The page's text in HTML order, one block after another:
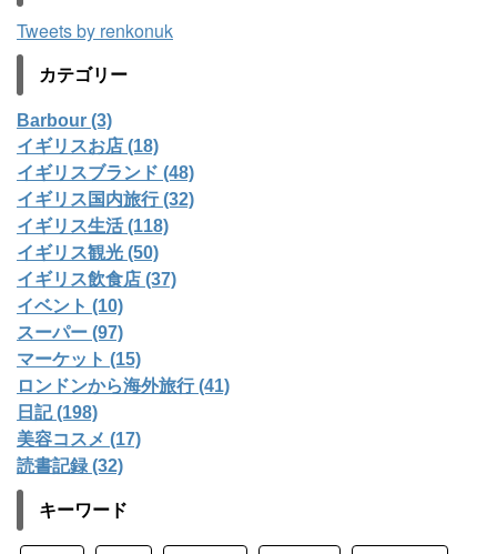
Tweets by renkonuk
カテゴリー
Barbour (3)
イギリスお店 (18)
イギリスブランド (48)
イギリス国内旅行 (32)
イギリス生活 (118)
イギリス観光 (50)
イギリス飲食店 (37)
イベント (10)
スーパー (97)
マーケット (15)
ロンドンから海外旅行 (41)
日記 (198)
美容コスメ (17)
読書記録 (32)
キーワード